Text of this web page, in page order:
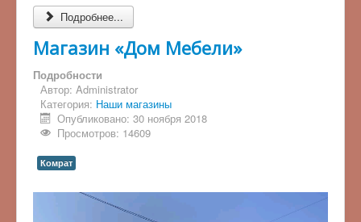
Подробнее...
Магазин «Дом Мебели»
Подробности
Автор: Administrator
Категория: Наши магазины
Опубликовано: 30 ноября 2018
Просмотров: 14609
Комрат